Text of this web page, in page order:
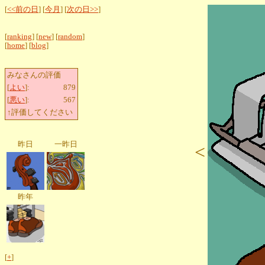
[<<前の日 ] [今月 ] [次の日>>]
[ranking] [new] [random]
[home] [blog]
みなさんの評価
[よい]:
879
[悪い]:
567
↑評価してください
昨日 一昨日
昨年
[+]
<